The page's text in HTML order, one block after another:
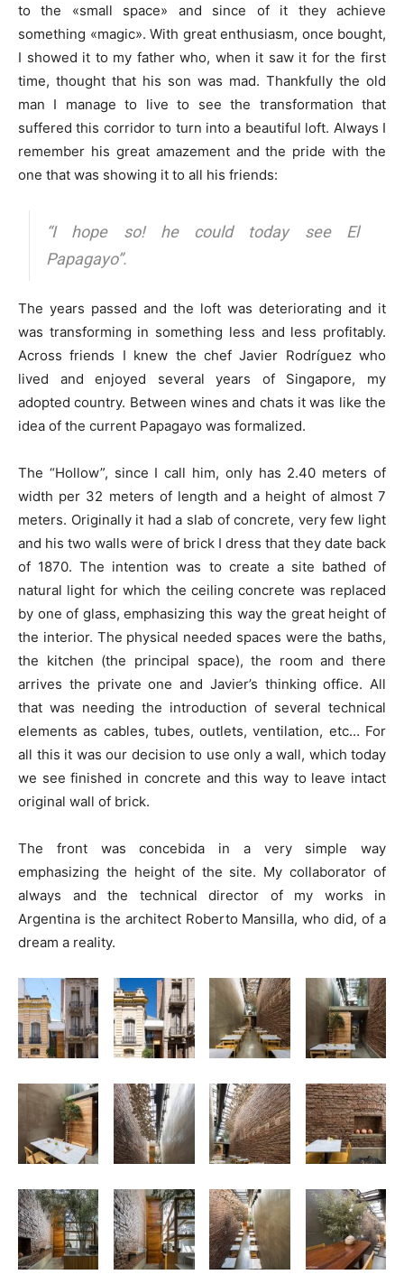
to the «small space» and since of it they achieve
something «magic». With great enthusiasm, once bought,
I showed it to my father who, when it saw it for the first
time, thought that his son was mad. Thankfully the old
man I manage to live to see the transformation that
suffered this corridor to turn into a beautiful loft. Always I
remember his great amazement and the pride with the
one that was showing it to all his friends:
“I hope so! he could today see El
Papagayo”.
The years passed and the loft was deteriorating and it
was transforming in something less and less profitably.
Across friends I knew the chef Javier Rodríguez who
lived and enjoyed several years of Singapore, my
adopted country. Between wines and chats it was like the
idea of the current Papagayo was formalized.
The “Hollow”, since I call him, only has 2.40 meters of
width per 32 meters of length and a height of almost 7
meters. Originally it had a slab of concrete, very few light
and his two walls were of brick I dress that they date back
of 1870. The intention was to create a site bathed of
natural light for which the ceiling concrete was replaced
by one of glass, emphasizing this way the great height of
the interior. The physical needed spaces were the baths,
the kitchen (the principal space), the room and there
arrives the private one and Javier’s thinking office. All
that was needing the introduction of several technical
elements as cables, tubes, outlets, ventilation, etc… For
all this it was our decision to use only a wall, which today
we see finished in concrete and this way to leave intact
original wall of brick.
The front was concebida in a very simple way
emphasizing the height of the site. My collaborator of
always and the technical director of my works in
Argentina is the architect Roberto Mansilla, who did, of a
dream a reality.